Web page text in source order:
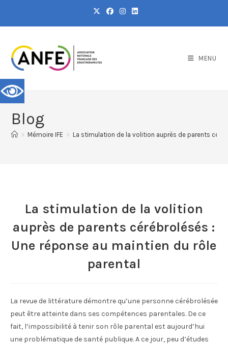
MENU
Blog
> Mémoire IFE > La stimulation de la volition auprès de parents
La stimulation de la volition
auprès de parents cérébrolésés :
Une réponse au maintien du rôle
parental
La revue de littérature démontre qu’une personne cérébrolésée
peut être atteinte dans ses compétences parentales. De ce
fait, l’impossibilité à tenir son rôle parental est aujourd’hui
une problématique de santé publique. A ce jour, peu d’études